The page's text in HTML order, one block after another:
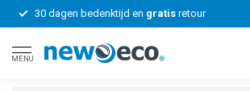
30 dagen bedenktijd en gratis retour
MENU